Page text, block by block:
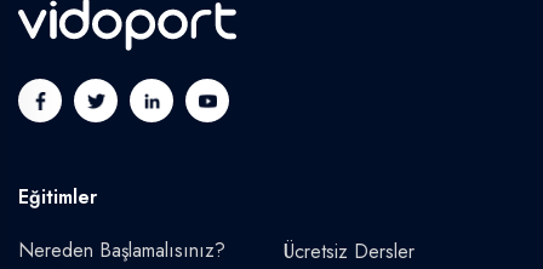
Eğitimler
Nereden Başlamalısınız?
Ücretsiz Dersler